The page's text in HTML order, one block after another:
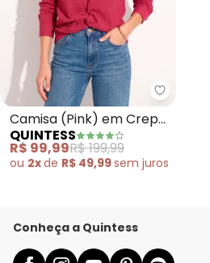
Camisa (Pink) em Crepe
Plano
QUINTESS
R$ 99,99R$ 199,99
ou 2xde R$ 49,99sem juros
Conheça a Quintess